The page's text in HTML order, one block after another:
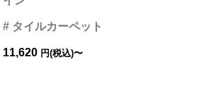
# タイルカーペット
11,620 円(税込)〜